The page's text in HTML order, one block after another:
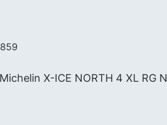
X-ICE NORTH 4 XL RG